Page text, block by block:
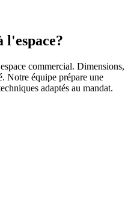
l'espace?
commercial. Dimensions,
Notre équipe prépare une
adaptés au mandat.